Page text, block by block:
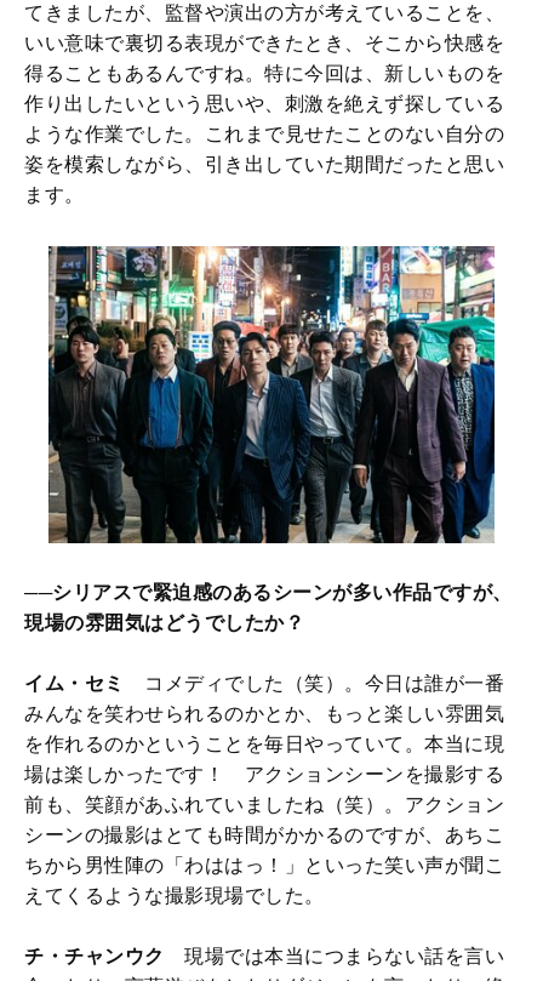
てきましたが、監督や演出の方が考えていることを、
いい意味で裏切る表現ができたとき、そこから快感を
得ることもあるんですね。特に今回は、新しいものを
作り出したいという思いや、刺激を絶えず探している
ような作業でした。これまで見せたことのない自分の
姿を模索しながら、引き出していた期間だったと思い
ます。
──シリアスで緊迫感のあるシーンが多い作品ですが、
現場の雰囲気はどうでしたか？
イム・セミ
コメディでした（笑）。今日は誰が一番
みんなを笑わせられるのかとか、もっと楽しい雰囲気
を作れるのかということを毎日やっていて。本当に現
場は楽しかったです！ アクションシーンを撮影する
前も、笑顔があふれていましたね（笑）。アクション
シーンの撮影はとても時間がかかるのですが、あちこ
ちから男性陣の「わははっ！」といった笑い声が聞こ
えてくるような撮影現場でした。
チ・チャンウク
現場では本当につまらない話を言い